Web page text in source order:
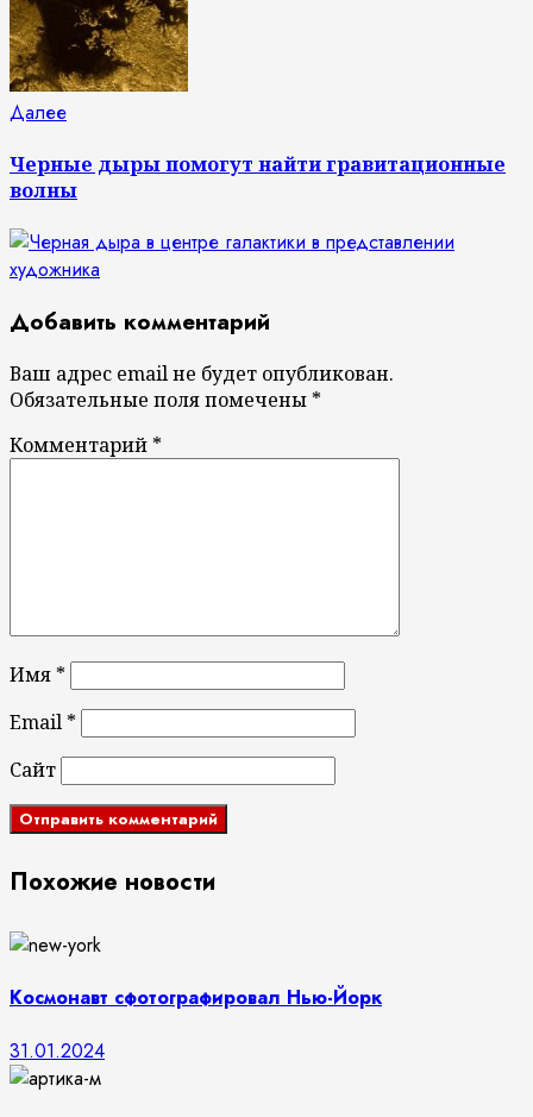
ДалееСледующая
Черные дыры помогут найти гравитационные
волны
Добавить комментарий
Ваш адрес email не будет опубликован.
Обязательные поля помечены *
Комментарий *
Имя *
Email *
Сайт
Похожие новости
Космонавт сфотографировал Нью-Йорк
31.01.2024